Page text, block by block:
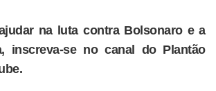
na luta contra Bolsonaro e a
inscreva-se no canal do Plantão